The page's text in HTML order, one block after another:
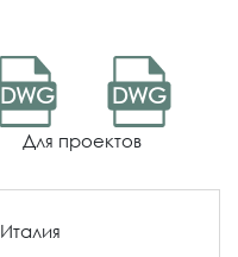
DWG DWG
Для проектов
Италия